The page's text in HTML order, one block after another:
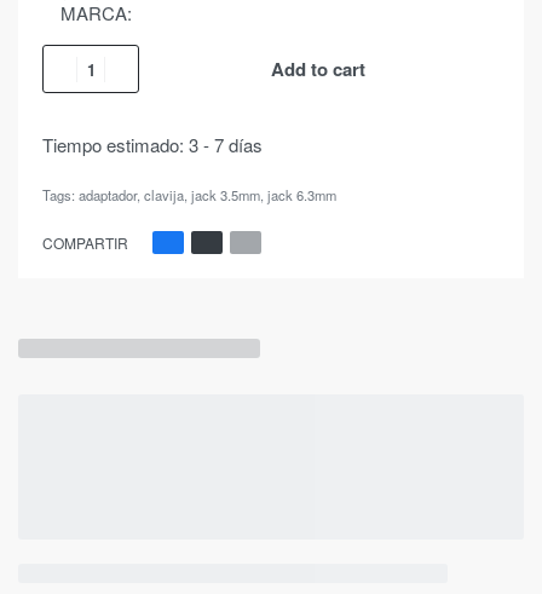
MARCA:
Add to cart
Tiempo estimado: 3 - 7 días
Tags: adaptador, clavija, jack 3.5mm, jack 6.3mm
COMPARTIR